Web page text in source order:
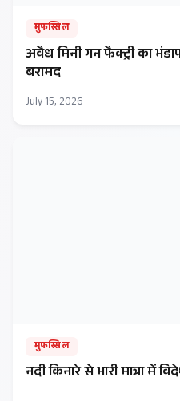
मुफस्सिल
अवैध मिनी गन फैक्ट्री का
बरामद
July 15, 2026
मुफस्सिल
नदी किनारे से भारी मात्रा में